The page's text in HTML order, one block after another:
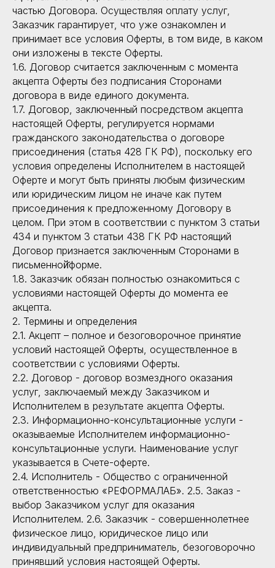
частью Договора. Осуществляя оплату услуг,
Заказчик гарантирует, что уже ознакомлен и
принимает все условия Оферты, в том виде, в каком
они изложены в тексте Оферты.
1.6. Договор считается заключенным с момента
акцепта Оферты без подписания Сторонами
договора в виде единого документа.
1.7. Договор, заключенный посредством акцепта
настоящей Оферты, регулируется нормами
гражданского законодательства о договоре
присоединения (статья 428 ГК РФ), поскольку его
условия определены Исполнителем в настоящей
Оферте и могут быть приняты любым физическим
или юридическим лицом не иначе как путем
присоединения к предложенному Договору в
целом. При этом в соответствии с пунктом 3 статьи
434 и пунктом 3 статьи 438 ГК РФ настоящий
Договор признается заключенным Сторонами в
письменной̆форме.
1.8. Заказчик обязан полностью ознакомиться с
условиями настоящей Оферты до момента ее
акцепта.
2. Термины и определения
2.1. Акцепт – полное и безоговорочное принятие
условий настоящей Оферты, осуществленное в
соответствии с условиями Оферты.
2.2. Договор - договор возмездного оказания
услуг, заключаемый между Заказчиком и
Исполнителем в результате акцепта Оферты.
2.3. Информационно-консультационные услуги -
оказываемые Исполнителем информационно-
консультационные услуги. Наименование услуг
указывается в Счете-оферте.
2.4. Исполнитель - Общество с ограниченной
ответственностью «РЕФОРМАЛАБ». 2.5. Заказ -
выбор Заказчиком услуг для оказания
Исполнителем. 2.6. Заказчик - совершеннолетнее
физическое лицо, юридическое лицо или
индивидуальный предприниматель, безоговорочно
принявший условия настоящей Оферты.